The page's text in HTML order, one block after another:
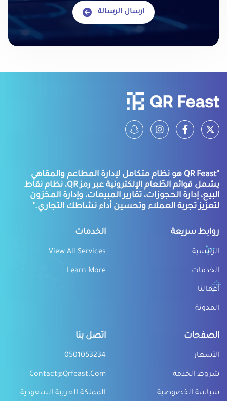
ارسال الرسالة
"QR Feast هو نظام متكامل لإدارة المطاعم والمقاهي
يشمل قوائم الطّعام الإلكترونية عبر رمز QR، نظام نقاط
البيع، إدارة الحجوزات، تقارير المبيعات، وإدارة المخزون
لتعزيز تجربة العملاء وتحسين أداء نشاطك التجاري."
روابط سريعة
الرئيسية
الخدمات
أعمالنا
المدونة
الخدمات
View All Services
Learn More
الصفحات
الأسعار
شروط الخدمة
سياسة الخصوصية
اتصل بنا
0501053234
Contact@qrfeast.com
المملكة العربية السعودية،